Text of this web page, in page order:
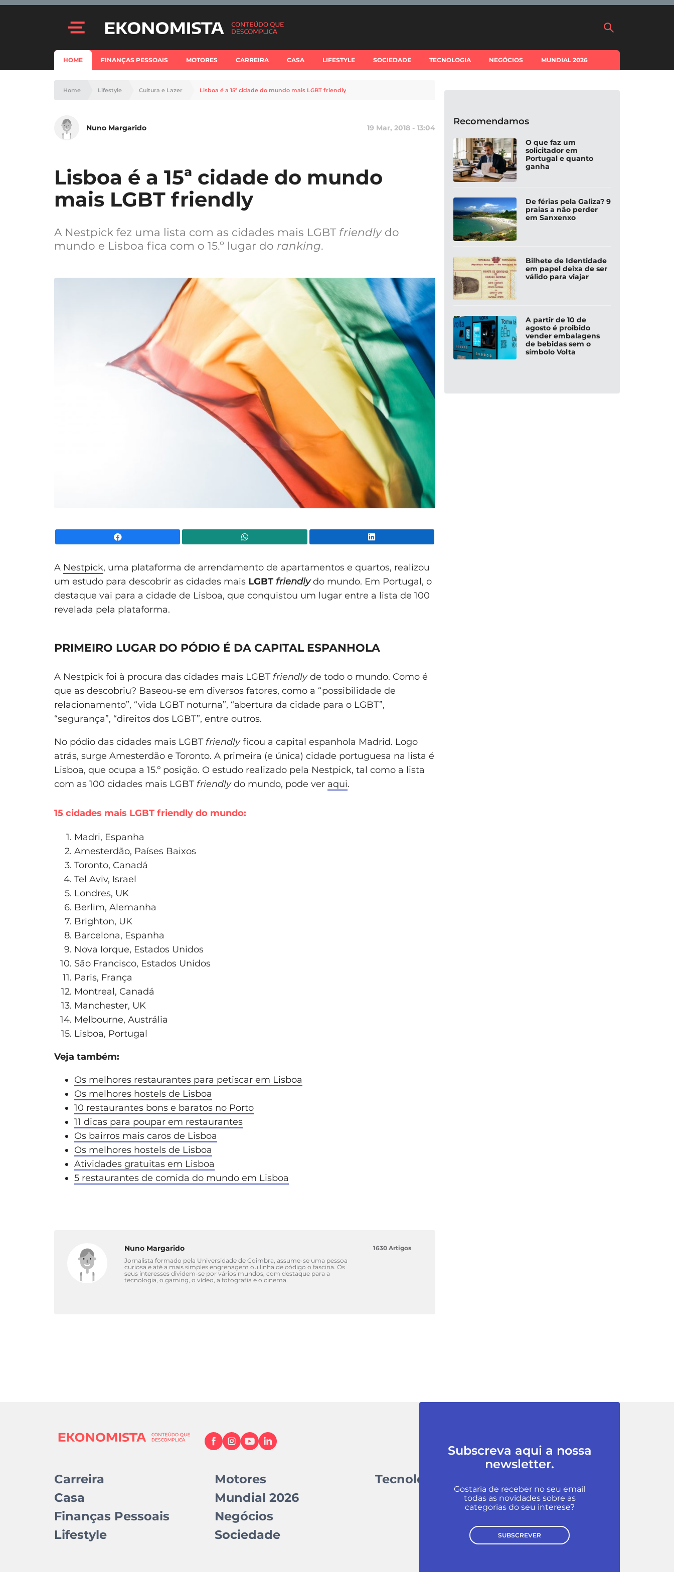
HOME FINANÇAS PESSOAIS MOTORES CARREIRA CASA LIFESTYLE SOCIEDADE TECNOLOGIA NEGÓCIOS MUNDIAL 2026
Home Lifestyle Cultura e Lazer Lisboa é a 15ª cidade do mundo mais LGBT friendly
Nuno Margarido 19 Mar, 2018 - 13:04
Lisboa é a 15ª cidade do mundo
mais LGBT friendly
A Nestpick fez uma lista com as cidades mais LGBT friendlydo
mundo e Lisboa fica com o 15.º lugar do ranking.
A Nestpick, uma plataforma de arrendamento de apartamentos e quartos, realizou
um estudo para descobrir as cidades mais LGBT friendlydo mundo. Em Portugal, o
destaque vai para a cidade de Lisboa, que conquistou um lugar entre a lista de 100
revelada pela plataforma.
PRIMEIRO LUGAR DO PÓDIO É DA CAPITAL ESPANHOLA
A Nestpick foi à procura das cidades mais LGBT friendlyde todo o mundo. Como é
que as descobriu? Baseou-se em diversos fatores, como a “possibilidade de
relacionamento”, “vida LGBT noturna”, “abertura da cidade para o LGBT”,
“segurança”, “direitos dos LGBT”, entre outros.
No pódio das cidades mais LGBT friendlyficou a capital espanhola Madrid. Logo
atrás, surge Amesterdão e Toronto. A primeira (e única) cidade portuguesa na lista é
Lisboa, que ocupa a 15.º posição. O estudo realizado pela Nestpick, tal como a lista
com as 100 cidades mais LGBT friendlydo mundo, pode ver aqui.
15 cidades mais LGBT friendly do mundo:
Madri, Espanha
Amesterdão, Países Baixos
Toronto, Canadá
Tel Aviv, Israel
Londres, UK
Berlim, Alemanha
Brighton, UK
Barcelona, Espanha
Nova Iorque, Estados Unidos
São Francisco, Estados Unidos
Paris, França
Montreal, Canadá
Manchester, UK
Melbourne, Austrália
Lisboa, Portugal
Veja também:
Os melhores restaurantes para petiscar em Lisboa
Os melhores hostels de Lisboa
10 restaurantes bons e baratos no Porto
11 dicas para poupar em restaurantes
Os bairros mais caros de Lisboa
Os melhores hostels de Lisboa
Atividades gratuitas em Lisboa
5 restaurantes de comida do mundo em Lisboa
Nuno Margarido
Jornalista formado pela Universidade de Coimbra, assume-se uma pessoa
curiosa e até a mais simples engrenagem ou linha de código o fascina. Os
seus interesses dividem-se por vários mundos, com destaque para a
tecnologia, o gaming, o vídeo, a fotografia e o cinema.
1630 Artigos
Recomendamos
O que faz um
solicitador em
Portugal e quanto
ganha
De férias pela Galiza? 9
praias a não perder
em Sanxenxo
Bilhete de Identidade
em papel deixa de ser
válido para viajar
A partir de 10 de
agosto é proibido
vender embalagens
de bebidas sem o
símbolo Volta
Carreira
Casa
Finanças Pessoais
Lifestyle
Motores
Mundial 2026
Negócios
Sociedade
Tecnologia
Subscreva aqui a nossa
newsletter.
Gostaria de receber no seu email
todas as novidades sobre as
categorias do seu interese?
SUBSCREVER